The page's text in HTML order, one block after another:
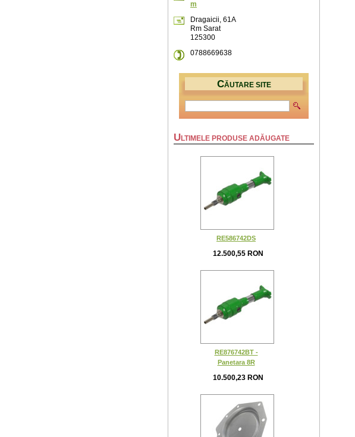
m
Dragaicii, 61A
Rm Sarat
125300
0788669638
CĂUTARE SITE
ULTIMELE PRODUSE ADĂUGATE
RE586742DS
12.500,55 RON
RE876742BT -
Panetara 8R
10.500,23 RON